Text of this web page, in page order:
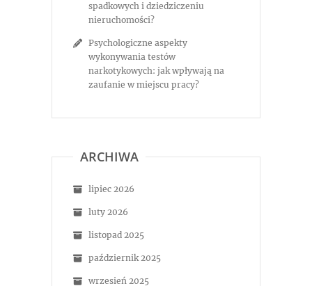
spadkowych i dziedziczeniu
nieruchomości?
Psychologiczne aspekty
wykonywania testów
narkotykowych: jak wpływają na
zaufanie w miejscu pracy?
ARCHIWA
lipiec 2026
luty 2026
listopad 2025
październik 2025
wrzesień 2025